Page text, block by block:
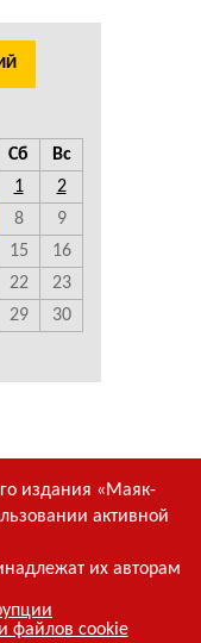
Сб
Вс
1
2
8
9
15
16
22
23
29
30
издания «Маяк-
активной
их авторам
файлов cookie